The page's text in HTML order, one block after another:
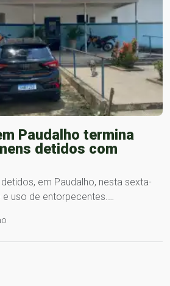
Paudalho termina
detidos com
em Paudalho, nesta sexta-
uso de entorpecentes.…